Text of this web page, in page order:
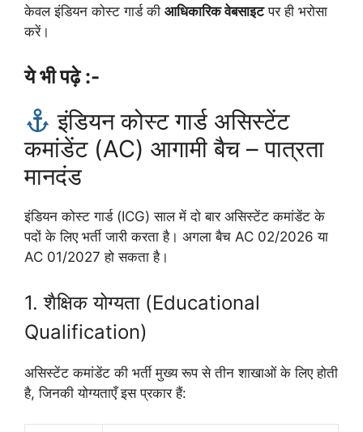
केवल इंडियन कोस्ट गार्ड की आधिकारिक वेबसाइटपर ही भरोसा
करें।
ये भी पढ़े :-
इंडियन कोस्ट गार्ड असिस्टेंट
कमांडेंट (AC) आगामी बैच – पात्रता
मानदंड
इंडियन कोस्ट गार्ड (ICG) साल में दो बार असिस्टेंट कमांडेंट के
पदों के लिए भर्ती जारी करता है। अगला बैच AC 02/2026 या
AC 01/2027 हो सकता है।
1. शैक्षिक योग्यता (Educational
Qualification)
असिस्टेंट कमांडेंट की भर्ती मुख्य रूप से तीन शाखाओं के लिए होती
है, जिनकी योग्यताएँ इस प्रकार हैं: